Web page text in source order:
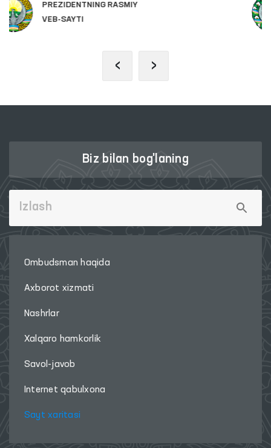
OLIY MAJLIS QONUNCHILIK
‹ ›
Biz bilan bog'laning
Ombudsman haqida
Axborot xizmati
Nashrlar
Xalqaro hamkorlik
Savol-javob
Internet qabulxona
Sayt xaritasi